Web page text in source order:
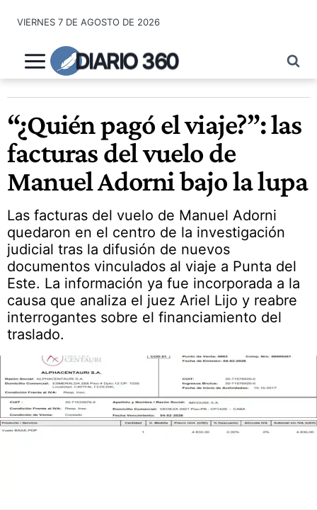
contenido
VIERNES 7 DE AGOSTO DE 2026
DIARIO 360
“¿Quién pagó el viaje?”: las
facturas del vuelo de
Manuel Adorni bajo la lupa
Las facturas del vuelo de Manuel Adorni
quedaron en el centro de la investigación
judicial tras la difusión de nuevos
documentos vinculados al viaje a Punta del
Este. La información ya fue incorporada a la
causa que analiza el juez Ariel Lijo y reabre
interrogantes sobre el financiamiento del
traslado.